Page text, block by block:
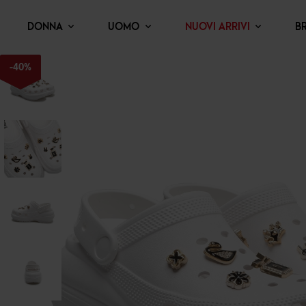
DONNA UOMO NUOVI ARRIVI
-40%